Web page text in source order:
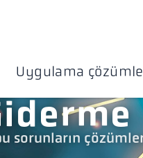
Uygulama
sorunların